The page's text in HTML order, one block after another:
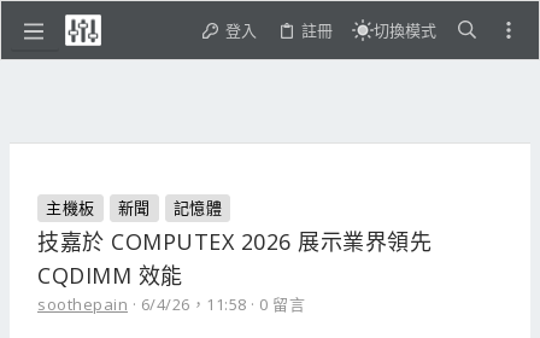
登入 註冊 切換模式
主機板 新聞 記憶體
技嘉於 COMPUTEX 2026 展示業界領先
CQDIMM 效能
soothepain 6/4/26，11:58 0 留言